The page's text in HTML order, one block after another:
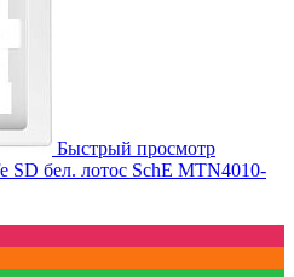
Быстрый просмотр
SD бел. лотос SchE MTN4010-